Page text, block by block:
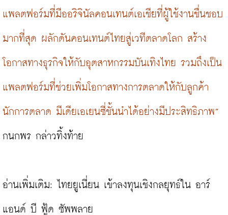
แพลตฟอร์มที่มีออริจินัลคอนเทนต์เอเชียที่ผู้ใช้งานชื่นชอบ
มากที่สุด ผลักดันคอนเทนต์ไทยสู่เวทีตลาดโลก สร้าง
โอกาสทางธุรกิจให้กับอุตสาหกรรมบันเทิงไทย รวมถึงเป็น
แพลตฟอร์มที่ช่วยเพิ่มโอกาสทางการตลาดให้กับลูกค้า
นักการตลาด มีเดียเอเยนซี่ชั้นนำได้อย่างมีประสิทธิภาพ”
กนกพร กล่าวทิ้งท้าย
อ่านเพิ่มเติม: ไทยยูเนี่ยน เข้าลงทุนเชิงกลยุทธ์ใน อาร์
แอนด์ บี ฟู้ด ซัพพลาย